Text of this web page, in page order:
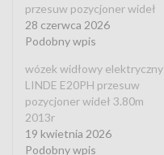
przesuw pozycjoner wideł
28 czerwca 2026
Podobny wpis
wózek widłowy elektryczny
LINDE E20PH przesuw
pozycjoner wideł 3.80m
2013r
19 kwietnia 2026
Podobny wpis